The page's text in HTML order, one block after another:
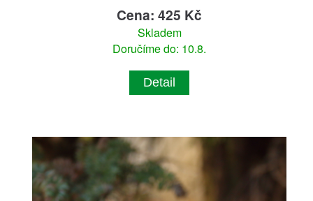
Cena: 425 Kč
Skladem
Doručíme do: 10.8.
Detail